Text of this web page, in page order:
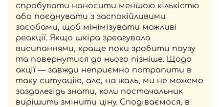
спробувати наносити меншою кількістю
або поєднувати з заспокійливими
засобами, щоб мінімізувати можливі
реакції. Якщо шкіра зреагувала
висипаннями, краще поки зробити паузу
та повернутися до нього пізніше. Щодо
акції — завжди неприємно потрапити в
таку ситуацію, але, на жаль, ми не можемо
заздалегідь знати, коли постачальник
вирішить змінити ціну. Сподіваємося, в